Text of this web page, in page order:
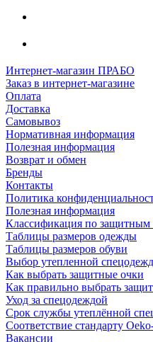
Интернет-магазин ПРАБО
Заказ в интернет-магазине
Оплата
Доставка
Самовывоз
Нормативная информация
Полезная информация
Возврат и обмен
Бренды
Контакты
Политика
Полезная информация
Классификация по защитным
Таблицы размеров одежды
Таблицы размеров обуви
Выбор утепленной
Как выбрать защитные очки
Как правильно выбрать
Уход за спецодеждой
Срок службы утеплённой
Соответствие стандарту
Вакансии